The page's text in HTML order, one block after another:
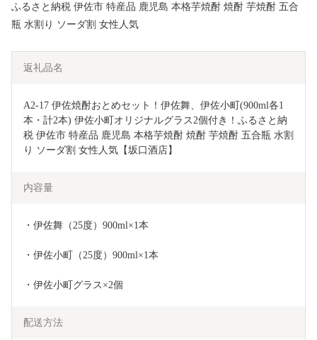
ふるさと納税 伊佐市 特産品 鹿児島 本格芋焼酎 焼酎 芋焼酎 五合
瓶 水割り ソーダ割 女性人気
返礼品名
A2-17 伊佐焼酎おとめセット！伊佐舞、伊佐小町(900ml各1
本・計2本) 伊佐小町オリジナルグラス2個付き！ふるさと納
税 伊佐市 特産品 鹿児島 本格芋焼酎 焼酎 芋焼酎 五合瓶 水割
り ソーダ割 女性人気【坂口酒店】
内容量
・伊佐舞（25度）900ml×1本
・伊佐小町（25度）900ml×1本
・伊佐小町グラス×2個
配送方法